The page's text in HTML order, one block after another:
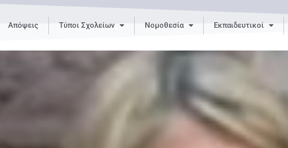
Απόψεις Τύποι Σχολείων Νομοθεσία Εκπαιδευτικοί